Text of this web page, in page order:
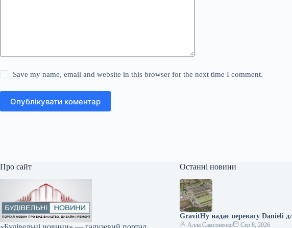
Save my name, email and website in this browser for the next time I comment.
Опублікувати коментар
Про сайт Останні новини
GravitHy надає перевагу Danieli
Алла Самсоненко Сер 8, 2026